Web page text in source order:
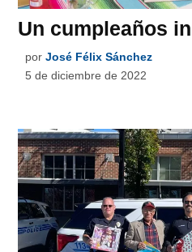
Un cumpleaños
por José Félix Sánchez
5 de diciembre de 2022